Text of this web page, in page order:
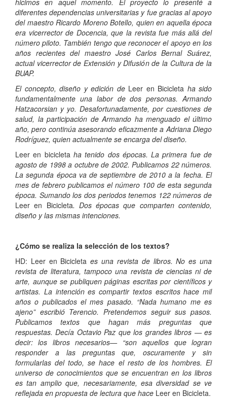
hicimos en aquel momento. El proyecto lo presenté a
diferentes dependencias universitarias y fue gracias al apoyo
del maestro Ricardo Moreno Botello, quien en aquella época
era vicerrector de Docencia, que la revista fue más allá del
número piloto. También tengo que reconocer el apoyo en los
años recientes del maestro José Carlos Bernal Suárez,
actual vicerrector de Extensión y Difusión de la Cultura de la
BUAP.
El concepto, diseño y edición de Leer en Bicicleta ha sido
fundamentalmente una labor de dos personas. Armando
Hatzacorsian y yo. Desafortunadamente, por cuestiones de
salud, la participación de Armando ha menguado el último
año, pero continúa asesorando eficazmente a Adriana Diego
Rodríguez, quien actualmente se encarga del diseño.
Leer en bicicletaha tenido dos épocas. La primera fue de
agosto de 1998 a octubre de 2002. Publicamos 22 números.
La segunda época va de septiembre de 2010 a la fecha. El
mes de febrero publicamos el número 100 de esta segunda
época. Sumando los dos periodos tenemos 122 números de
Leer en Bicicleta. Dos épocas que comparten contenido,
diseño y las mismas intenciones.
¿Cómo se realiza la selección de los textos?
HD: Leer en Bicicleta es una revista de libros. No es una
revista de literatura, tampoco una revista de ciencias ni de
arte, aunque se publiquen páginas escritas por científicos y
artistas. La intención es compartir textos escritos hace mil
años o publicados el mes pasado. “Nada humano me es
ajeno” escribió Terencio. Pretendemos seguir sus pasos.
Publicamos textos que hagan más preguntas que
respuestas. Decía Octavio Paz que los grandes libros — es
decir: los libros necesarios— “son aquellos que logran
responder a las preguntas que, oscuramente y sin
formularlas del todo, se hace el resto de los hombres. El
universo de conocimientos que se encuentran en los libros
es tan amplio que, necesariamente, esa diversidad se ve
reflejada en propuesta de lectura que hace Leer en Bicicleta.